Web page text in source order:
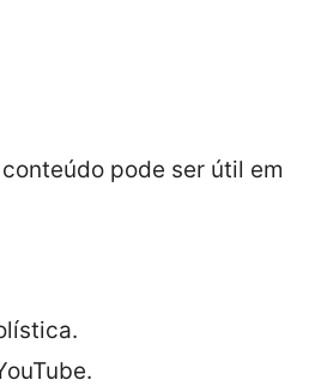
pode ser útil em